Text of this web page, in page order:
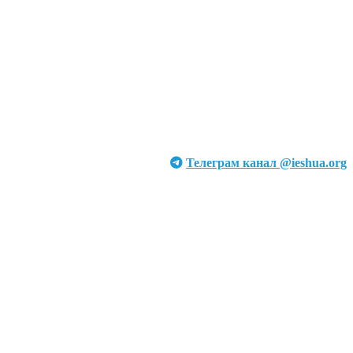
Телеграм канал @ieshua.org